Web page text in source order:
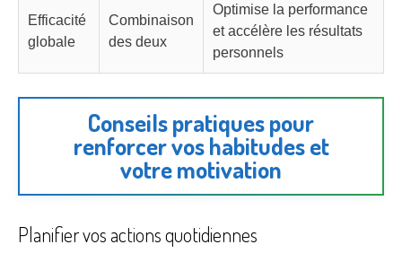
Efficacité
globale
Combinaison
des deux
Optimise la performance
et accélère les résultats
personnels
Conseils pratiques pour
renforcer vos habitudes et
votre motivation
Planifier vos actions quotidiennes